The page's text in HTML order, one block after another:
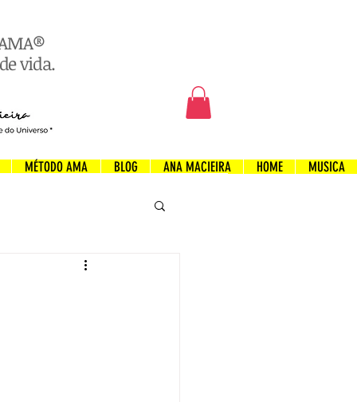
vida.
MÉTODO AMA BLOG ANA MACIEIRA HOME MUSICA